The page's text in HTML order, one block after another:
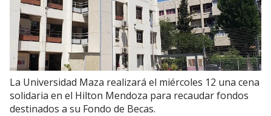
La Universidad Maza realizará el miércoles 12 una cena
solidaria en el Hilton Mendoza para recaudar fondos
destinados a su Fondo de Becas.